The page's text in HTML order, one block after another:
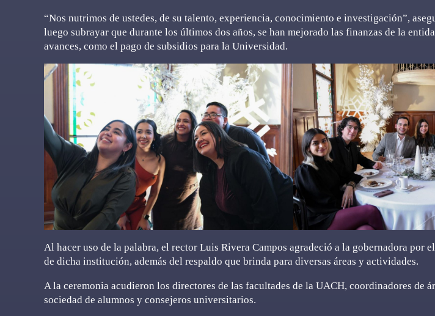
“Nos nutrimos de ustedes, de su talento, experiencia, conocimiento e investigación”,
luego subrayar que durante los últimos dos años, se han mejorado las finanzas de la
avances, como el pago de subsidios para la Universidad.
Al hacer uso de la palabra, el rector Luis Rivera Campos agradeció a la gobernadora por
de dicha institución, además del respaldo que brinda para diversas áreas y actividades.
A la ceremonia acudieron los directores de las facultades de la UACH, coordinadores de
sociedad de alumnos y consejeros universitarios.